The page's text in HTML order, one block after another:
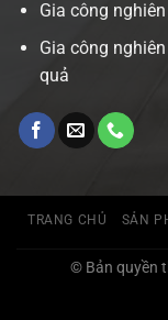
Gia công
Gia công
quả
TRANG CHỦ SẢN
© Bản quyền